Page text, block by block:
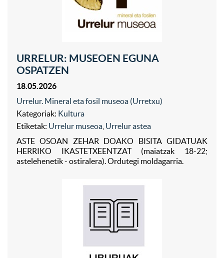
URRELUR: MUSEOEN EGUNA
OSPATZEN
18.05.2026
Urrelur. Mineral eta fosil museoa (Urretxu)
Kategoriak: Kultura
Etiketak: Urrelur museoa Urrelur astea
ASTE OSOAN ZEHAR DOAKO BISITA GIDATUAK
HERRIKO IKASTETXEENTZAT (maiatzak 18-22;
astelehenetik - ostiralera). Ordutegi moldagarria.